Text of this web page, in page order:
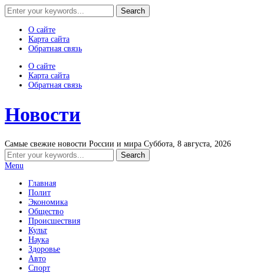
О сайте
Карта сайта
Обратная связь
О сайте
Карта сайта
Обратная связь
Новости
Самые свежие новости России и мира Суббота, 8 августа, 2026
Menu
Главная
Полит
Экономика
Общество
Происшествия
Культ
Наука
Здоровье
Авто
Спорт